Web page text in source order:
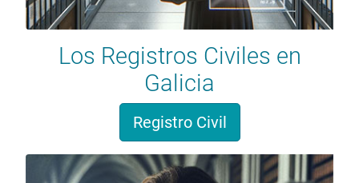
Los Registros Civiles en
Galicia
Registro Civil